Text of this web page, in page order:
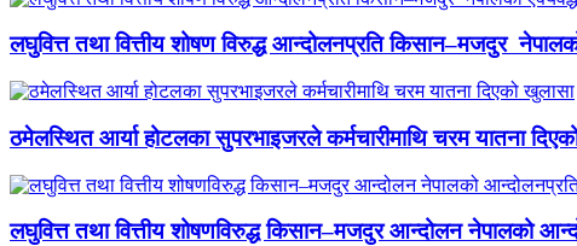
लघुवित्त तथा वित्तीय शोषण विरुद्ध आन्दोलनप्रति किसान–मजदुर
ठमेलस्थित आर्या होटलका सुपरभाइजरले कर्मचारीमाथि चरम यातना
लघुवित्त तथा वित्तीय शोषणविरुद्ध किसान–मजदुर आन्दोलन नेपालको